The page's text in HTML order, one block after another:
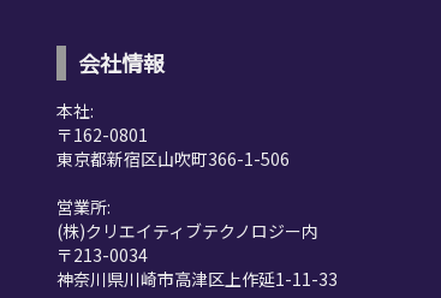
会社情報
本社:
〒162-0801
東京都新宿区山吹町366-1-506
営業所:
(株)クリエイティブテクノロジー内
〒213-0034
神奈川県川崎市高津区上作延1-11-33